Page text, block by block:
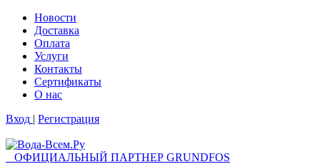
Новости
Доставка
Оплата
Услуги
Контакты
Cертификаты
О нас
Вход | Регистрация
ОФИЦИАЛЬНЫЙ ПАРТНЕР GRUNDFOS